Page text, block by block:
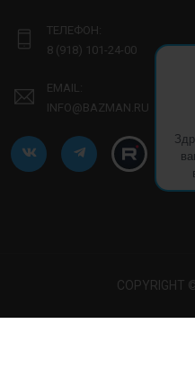
ТЕЛЕФОН:
8 (918) 101-24-00
EMAIL:
INFO@BAZMAN.RU
COPYRIGHT